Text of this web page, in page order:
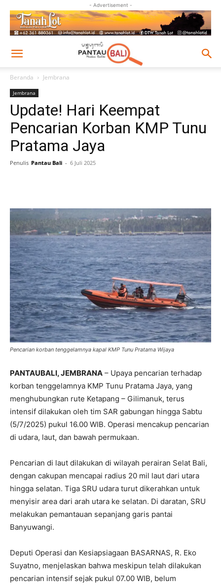
- Advertisement -
Beranda Jembrana
Jembrana
Update! Hari Keempat
Pencarian Korban KMP Tunu
Pratama Jaya
Penulis Pantau Bali - 6 Juli 2025
Pencarian korban tenggelamnya kapal KMP Tunu Pratama Wijaya
PANTAUBALI, JEMBRANA – Upaya pencarian terhadap
korban tenggelamnya KMP Tunu Pratama Jaya, yang
menghubungkan rute Ketapang – Gilimanuk, terus
intensif dilakukan oleh tim SAR gabungan hingga Sabtu
(5/7/2025) pukul 16.00 WIB. Operasi mencakup pencarian
di udara, laut, dan bawah permukaan.
Pencarian di laut dilakukan di wilayah perairan Selat Bali,
dengan cakupan mencapai radius 20 mil laut dari utara
hingga selatan. Tiga SRU udara turut dikerahkan untuk
menyisir area dari arah utara ke selatan. Di daratan, SRU
melakukan pemantauan sepanjang garis pantai
Banyuwangi.
Deputi Operasi dan Kesiapsiagaan BASARNAS, R. Eko
Suyatno, menjelaskan bahwa meskipun telah dilakukan
pencarian intensif sejak pukul 07.00 WIB, belum